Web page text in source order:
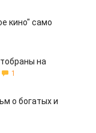
кино" само
на
1
о богатых и